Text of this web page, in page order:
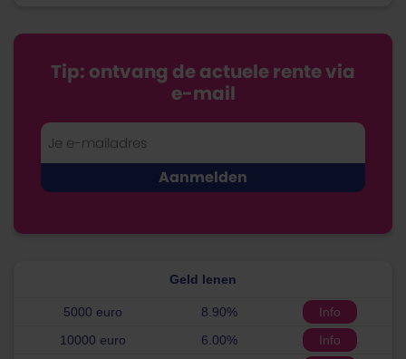
Tip: ontvang de actuele rente via
e-mail
Geld lenen
5000 euro 8.90%
Info
10000 euro
6.00%
Info